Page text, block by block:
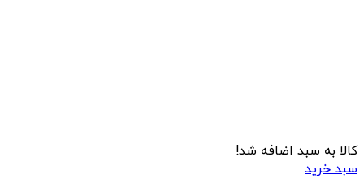
کالا به سبد اضافه شد!
سبد خرید